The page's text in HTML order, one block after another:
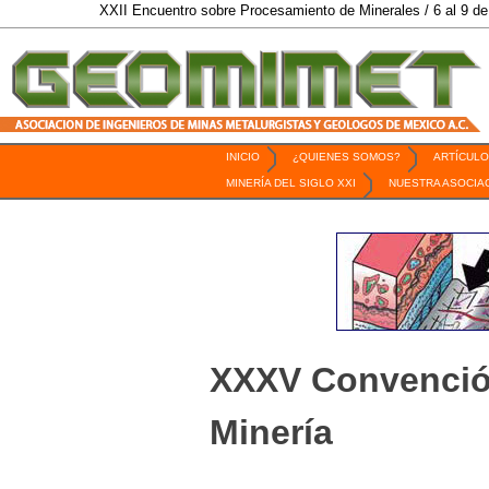
XXII Encuentro sobre Procesamiento de Minerales / 6 al 9 de Octubre
INICIO ¿QUIENES SOMOS?
MINERÍA DEL SIGLO XXI NUESTRA
XXXV
Minería